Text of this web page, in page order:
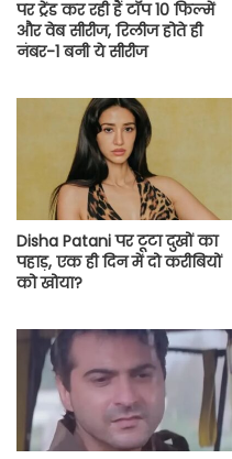
पर ट्रेंड कर रही हैं टॉप 10 फिल्में
और वेब सीरीज, रिलीज होते ही
नंबर-1 बनी ये सीरीज
Disha Patani पर टूटा दुखों का
पहाड़, एक ही दिन में दो करीबियों
को खोया?